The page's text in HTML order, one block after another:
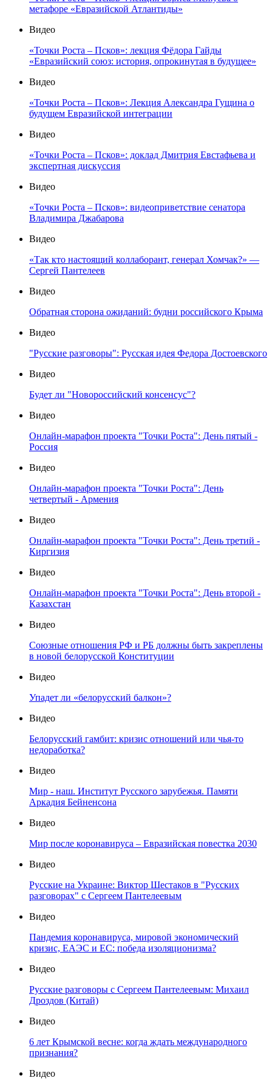
метафоре «Евразийской Атлантиды»
Видео
«Точки Роста – Псков»: лекция Фёдора Гайды
«Евразийский союз: история, опрокинутая в будущее»
Видео
«Точки Роста – Псков»: Лекция Александра Гущина о
будущем Евразийской интеграции
Видео
«Точки Роста – Псков»: доклад Дмитрия Евстафьева и
экспертная дискуссия
Видео
«Точки Роста – Псков»: видеоприветствие сенатора
Владимира Джабарова
Видео
«Так кто настоящий коллаборант, генерал Хомчак?» —
Сергей Пантелеев
Видео
Обратная сторона ожиданий: будни российского Крыма
Видео
"Русские разговоры": Русская идея Федора Достоевского
Видео
Будет ли "Новороссийский консенсус"?
Видео
Онлайн-марафон проекта "Точки Роста": День пятый -
Россия
Видео
Онлайн-марафон проекта "Точки Роста": День
четвертый - Армения
Видео
Онлайн-марафон проекта "Точки Роста": День третий -
Киргизия
Видео
Онлайн-марафон проекта "Точки Роста": День второй -
Казахстан
Видео
Союзные отношения РФ и РБ должны быть закреплены
в новой белорусской Конституции
Видео
Упадет ли «белорусский балкон»?
Видео
Белорусский гамбит: кризис отношений или чья-то
недоработка?
Видео
Мир - наш. Институт Русского зарубежья. Памяти
Аркадия Бейненсона
Видео
Мир после коронавируса – Евразийская повестка 2030
Видео
Русские на Украине: Виктор Шестаков в "Русских
разговорах" с Сергеем Пантелеевым
Видео
Пандемия коронавируса, мировой экономический
кризис, ЕАЭС и ЕС: победа изоляционизма?
Видео
Русские разговоры с Сергеем Пантелеевым: Михаил
Дроздов (Китай)
Видео
6 лет Крымской весне: когда ждать международного
признания?
Видео